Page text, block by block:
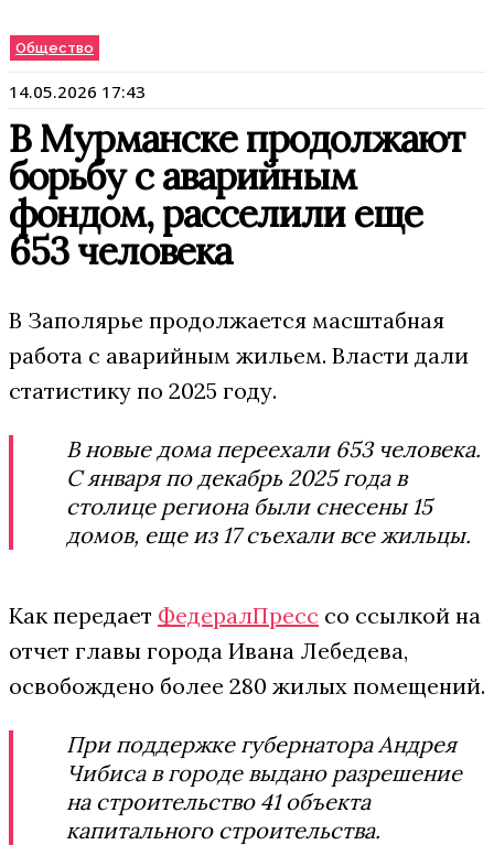
Общество
14.05.2026 17:43
В Мурманске продолжают
борьбу с аварийным
фондом, расселили еще
653 человека
В Заполярье продолжается масштабная
работа с аварийным жильем. Власти дали
статистику по 2025 году.
В новые дома переехали 653 человека.
С января по декабрь 2025 года в
столице региона были снесены 15
домов, еще из 17 съехали все жильцы.
Как передает ФедералПресс со ссылкой на
отчет главы города Ивана Лебедева,
освобождено более 280 жилых помещений.
При поддержке губернатора Андрея
Чибиса в городе выдано разрешение
на строительство 41 объекта
капитального строительства.